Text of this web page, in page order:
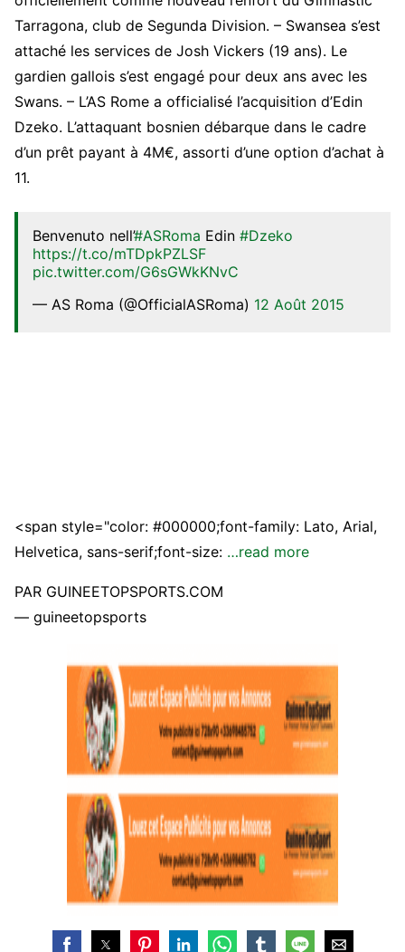
Tarragona, club de Segunda Division. – Swansea s’est
attaché les services de Josh Vickers (19 ans). Le
gardien gallois s’est engagé pour deux ans avec les
Swans. – L’AS Rome a officialisé l’acquisition d’Edin
Dzeko. L’attaquant bosnien débarque dans le cadre
d’un prêt payant à 4M€, assorti d’une option d’achat à
11.
Benvenuto nell’#ASRoma Edin #Dzeko
https://t.co/mTDpkPZLSF
pic.twitter.com/G6sGWkKNvC
— AS Roma (@OfficialASRoma) 12 Août 2015
<span style="color: #000000;font-family: Lato, Arial,
Helvetica, sans-serif;font-size: …read more
PAR GUINEETOPSPORTS.COM
— guineetopsports